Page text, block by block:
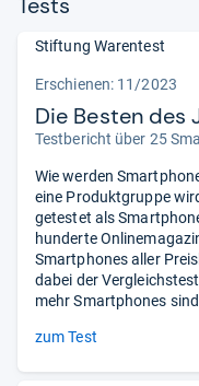
Stiftung Warentest
Erschienen: 11/2023
Die Besten des
Testbericht über 25
Wie werden
eine Produktgruppe
getestet als
hunderte
Smartphones aller
dabei der
mehr Smartphones sind
zum Test